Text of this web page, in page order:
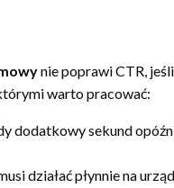
nie poprawi CTR,
warto pracować:
dodatkowy sekund
działać płynnie na